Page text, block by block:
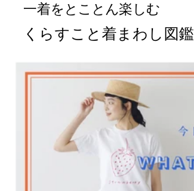
一着をとことん楽しむ
くらすこと着まわし図鑑